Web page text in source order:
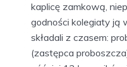
kaplicę zamkową,
godności kolegiaty ją
składali z czasem:
(zastępca